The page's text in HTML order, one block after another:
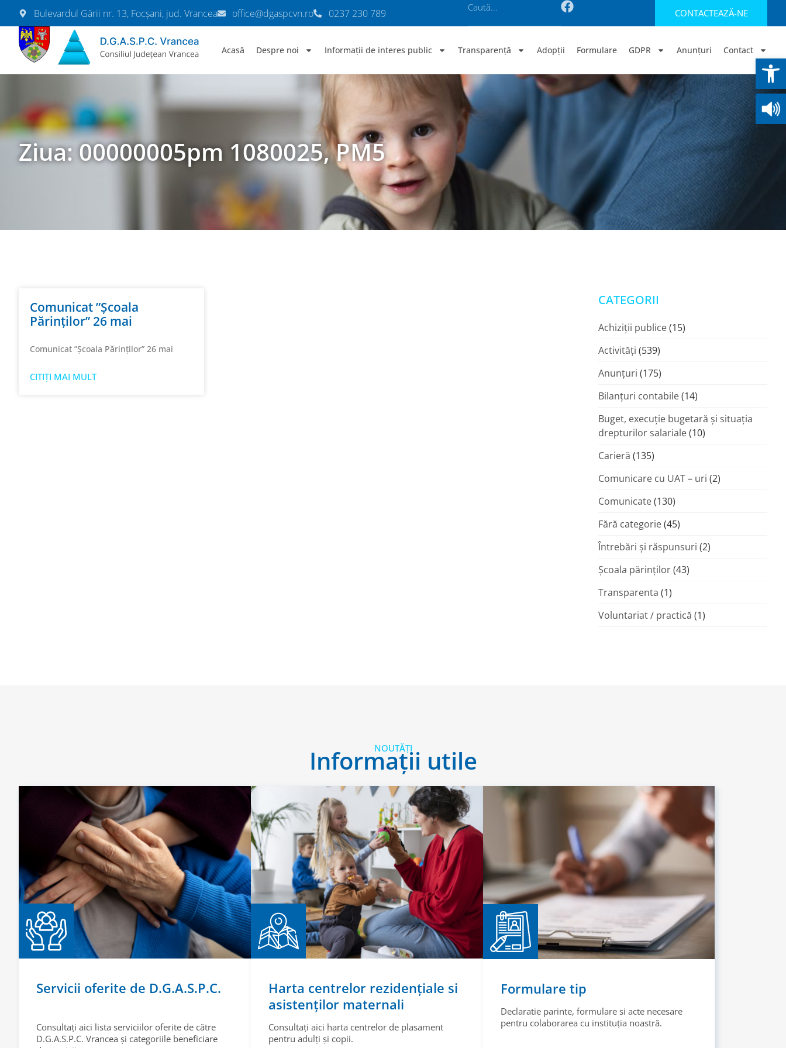
Bulevardul Gării nr. 13, Focșani, jud. Vrancea office@dgaspcvn.ro 0237 230 789 CONTACTEAZĂ-NE
Acasă Despre noi Informații de interes public Transparență Adopții Formulare GDPR Anunțuri Contact
Ziua: 00000005pm 1080025, PM5
Comunicat ”Școala
Părinților” 26 mai
Comunicat ”Școala Părinților” 26 mai
CITIȚI MAI MULT
CATEGORII
Achiziții publice(15)
Activități (539)
Anunțuri (175)
Bilanțuri contabile(14)
Buget, execuție bugetară și situația
drepturilor salariale(10)
Carieră (135)
Comunicare cu UAT – uri (2)
Comunicate(130)
Fără categorie(45)
Întrebări și răspunsuri (2)
Şcoala părinţilor(43)
Transparenta (1)
Voluntariat / practică (1)
NOUTĂȚI
Informații utile
Servicii oferite de D.G.A.S.P.C.
Consultați aici lista serviciilor oferite de către
D.G.A.S.P.C. Vrancea și categoriile beneficiare
Harta centrelor rezidențiale si
asistenților maternali
Consultați aici harta centrelor de plasament
pentru adulți și copii.
Formulare tip
Declaratie parinte, formulare si acte necesare
pentru colaborarea cu instituția noastră.